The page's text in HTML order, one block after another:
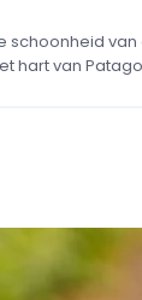
schoonheid van
hart van